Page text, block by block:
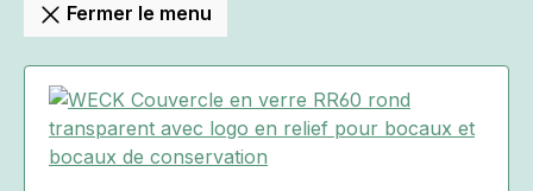
Fermer le menu